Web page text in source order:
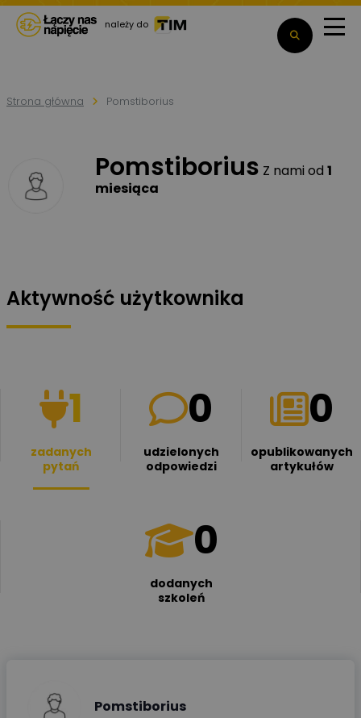
należy do
Strona główna Pomstiborius
Pomstiborius Z nami od 1
miesiąca
Aktywność użytkownika
1
zadanych
pytań
0
udzielonych
odpowiedzi
0
opublikowanych
artykułów
0
dodanych
szkoleń
Pomstiborius